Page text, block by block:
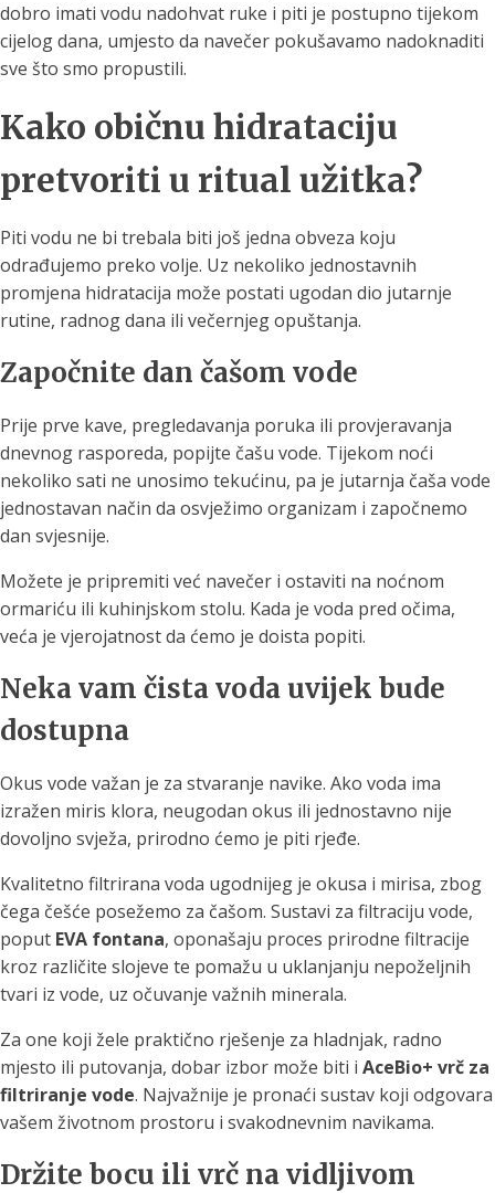
dobro imati vodu nadohvat ruke i piti je postupno tijekom
cijelog dana, umjesto da navečer pokušavamo nadoknaditi
sve što smo propustili.
Kako običnu hidrataciju
pretvoriti u ritual užitka?
Piti vodu ne bi trebala biti još jedna obveza koju
odrađujemo preko volje. Uz nekoliko jednostavnih
promjena hidratacija može postati ugodan dio jutarnje
rutine, radnog dana ili večernjeg opuštanja.
Započnite dan čašom vode
Prije prve kave, pregledavanja poruka ili provjeravanja
dnevnog rasporeda, popijte čašu vode. Tijekom noći
nekoliko sati ne unosimo tekućinu, pa je jutarnja čaša vode
jednostavan način da osvježimo organizam i započnemo
dan svjesnije.
Možete je pripremiti već navečer i ostaviti na noćnom
ormariću ili kuhinjskom stolu. Kada je voda pred očima,
veća je vjerojatnost da ćemo je doista popiti.
Neka vam čista voda uvijek bude
dostupna
Okus vode važan je za stvaranje navike. Ako voda ima
izražen miris klora, neugodan okus ili jednostavno nije
dovoljno svježa, prirodno ćemo je piti rjeđe.
Kvalitetno filtrirana voda ugodnijeg je okusa i mirisa, zbog
čega češće posežemo za čašom. Sustavi za filtraciju vode,
poput EVA fontana, oponašaju proces prirodne filtracije
kroz različite slojeve te pomažu u uklanjanju nepoželjnih
tvari iz vode, uz očuvanje važnih minerala.
Za one koji žele praktično rješenje za hladnjak, radno
mjesto ili putovanja, dobar izbor može biti i AceBio+ vrč za
filtriranje vode. Najvažnije je pronaći sustav koji odgovara
vašem životnom prostoru i svakodnevnim navikama.
Držite bocu ili vrč na vidljivom